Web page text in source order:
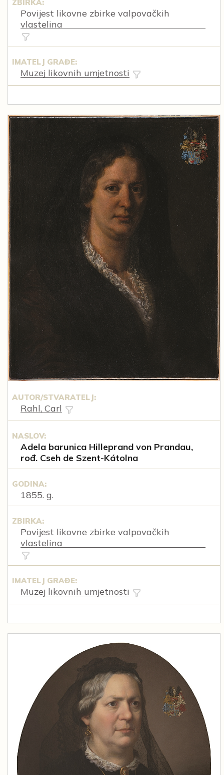
ZBIRKA:
Povijest likovne zbirke valpovačkih
vlastelina
IMATELJ GRAĐE:
Muzej likovnih umjetnosti
AUTOR/STVARATELJ:
Rahl, Carl
NASLOV:
Adela barunica Hilleprand von Prandau,
rođ. Cseh de Szent-Kátolna
GODINA:
1855. g.
ZBIRKA:
Povijest likovne zbirke valpovačkih
vlastelina
IMATELJ GRAĐE:
Muzej likovnih umjetnosti